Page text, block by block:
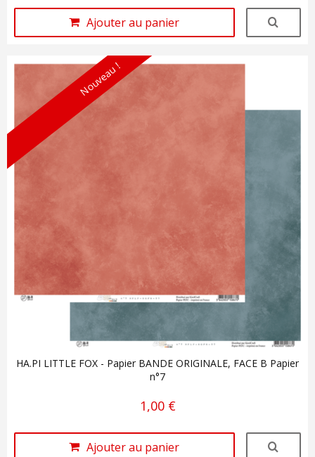
Ajouter au panier
Nouveau !
HA.PI LITTLE FOX - Papier BANDE ORIGINALE, FACE B Papier
n°7
1,00 €
Ajouter au panier